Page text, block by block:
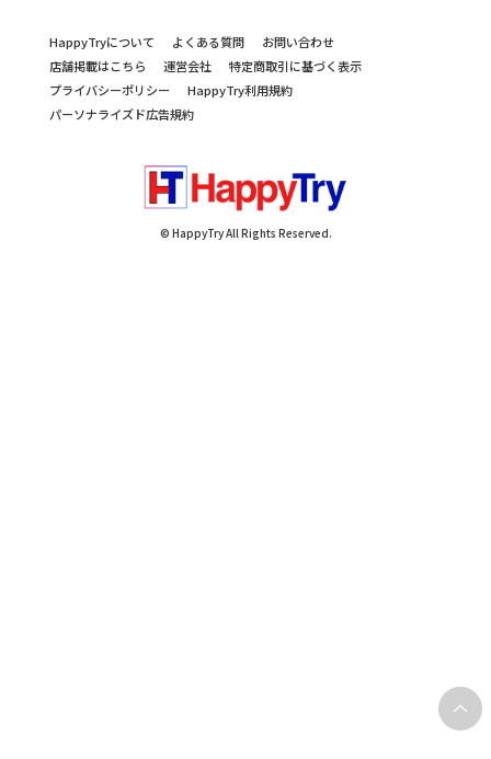
HappyTryについて よくある質問
お問い合わせ
店舗掲載はこちら
運営会社
特定商取引に基づく表示
プライバシーポリシー
HappyTry利用規約
パーソナライズド広告規約
© HappyTry All Rights Reserved.